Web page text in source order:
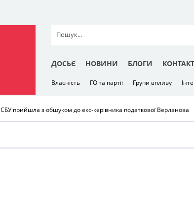
ДОСЬЄ НОВИНИ БЛОГИ
Власність ГО та партії Групи впливу
СБУ прийшла з обшуком до екс-керівника податкової Верланова